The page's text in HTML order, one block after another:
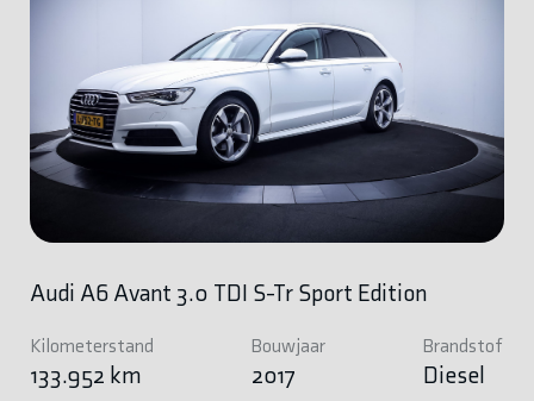
Audi A6 Avant 3.0 TDI S-Tr Sport Edition
Kilometerstand
133.952 km
Bouwjaar
2017
Brandstof
Diesel